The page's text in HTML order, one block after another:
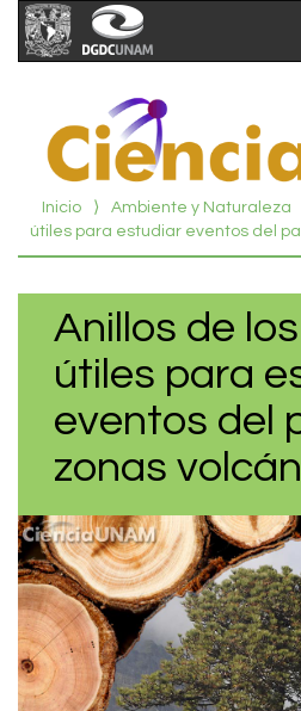
Inicio ⟩ Ambiente y Naturaleza
útiles para estudiar eventos del
Anillos de
útiles para
eventos del
zonas